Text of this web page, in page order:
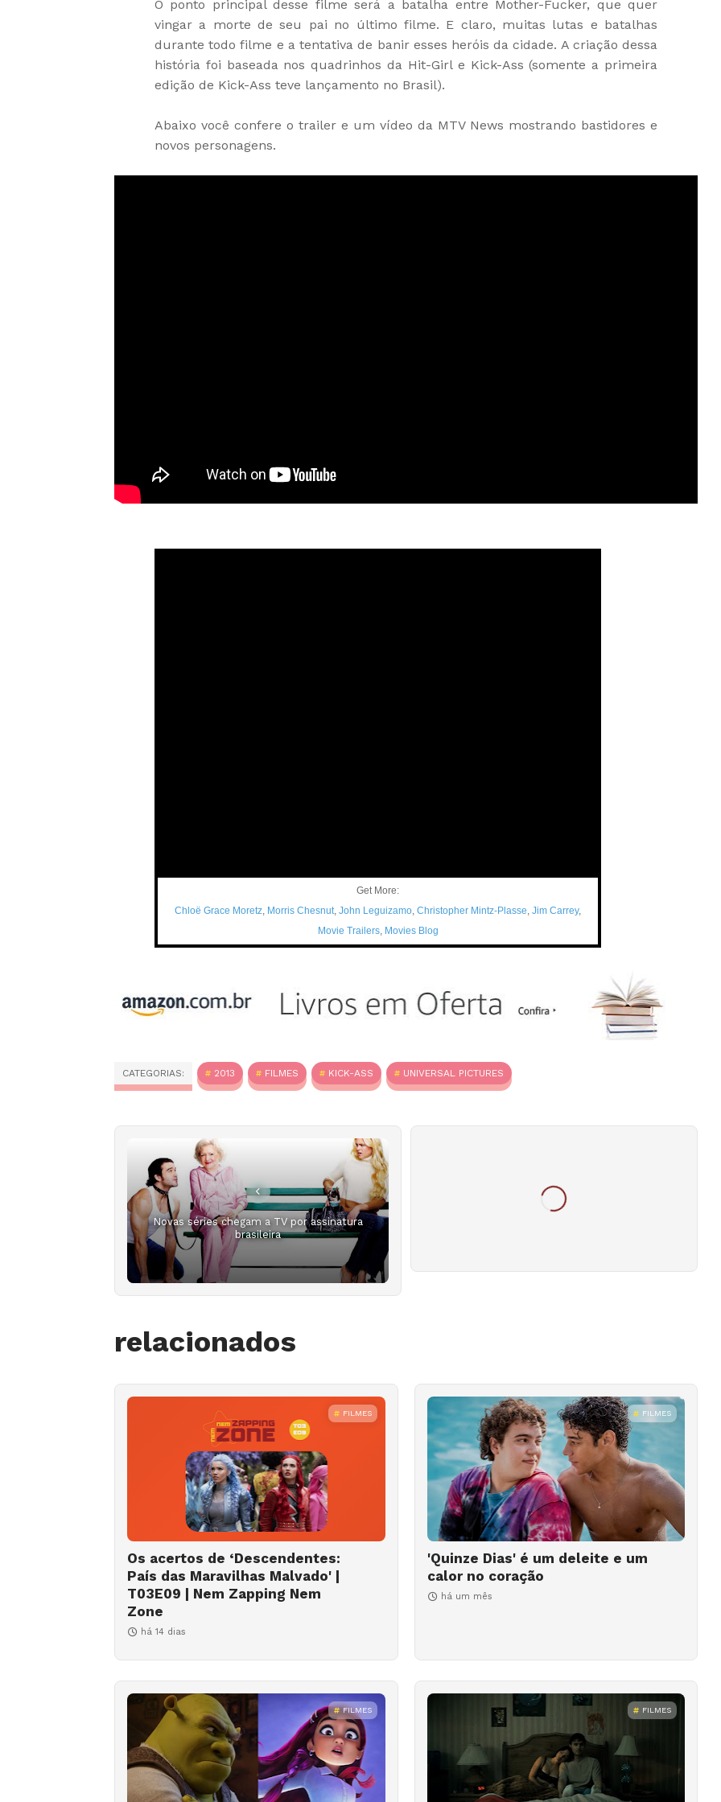
O ponto principal desse filme será a batalha entre Mother-Fucker, que quer
vingar a morte de seu pai no último filme. E claro, muitas lutas e batalhas
durante todo filme e a tentativa de banir esses heróis da cidade. A criação dessa
história foi baseada nos quadrinhos da Hit-Girl e Kick-Ass (somente a primeira
edição de Kick-Ass teve lançamento no Brasil).
Abaixo você confere o trailer e um vídeo da MTV News mostrando bastidores e
novos personagens.
Get More:
Chloë Grace Moretz, Morris Chesnut, John Leguizamo, Christopher Mintz-Plasse, Jim Carrey,
Movie Trailers, Movies Blog
CATEGORIAS: 2013 FILMES KICK-ASS UNIVERSAL PICTURES
Novas séries chegam a TV por assinatura
brasileira
relacionados
FILMES
Os acertos de ‘Descendentes:
País das Maravilhas Malvado' |
T03E09 | Nem Zapping Nem
Zone
há 14 dias
FILMES
'Quinze Dias' é um deleite e um
calor no coração
há um mês
FILMES FILMES